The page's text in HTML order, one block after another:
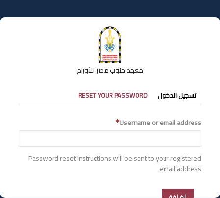
إلى
المحتوى
معهد جنوب مصر للأورام
التبويبات
الأساسية
تسجيل الدخول RESET YOUR PASSWORD
Username or email address
Password reset instructions will be sent to your registered
email address.